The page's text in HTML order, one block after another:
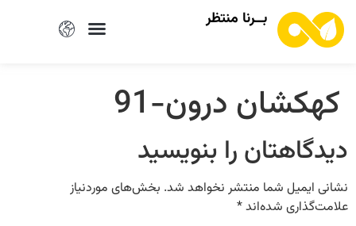
بــرنا منتظر
کهکشان درون-91
دیدگاهتان را بنویسید
نشانی ایمیل شما منتشر نخواهد شد. بخش‌های موردنیاز
علامت‌گذاری شده‌اند*